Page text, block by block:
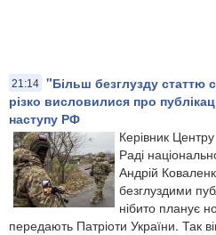
21:14 "Більш безглузду статтю
різко висловилися про
наступу РФ
Керівник
Раді
Андрій
безглуздими
нібито планує
передають Патріоти України. Так